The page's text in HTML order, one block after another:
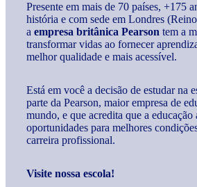
Presente em mais de 70 países, +175
história e com sede em Londres
a empresa britânica Pearson tem a
transformar vidas ao fornecer
melhor qualidade e mais acessível.
Está em você a decisão de estudar na
parte da Pearson, maior empresa de
mundo, e que acredita que a educação
oportunidades para melhores
carreira profissional.
Visite nossa escola!